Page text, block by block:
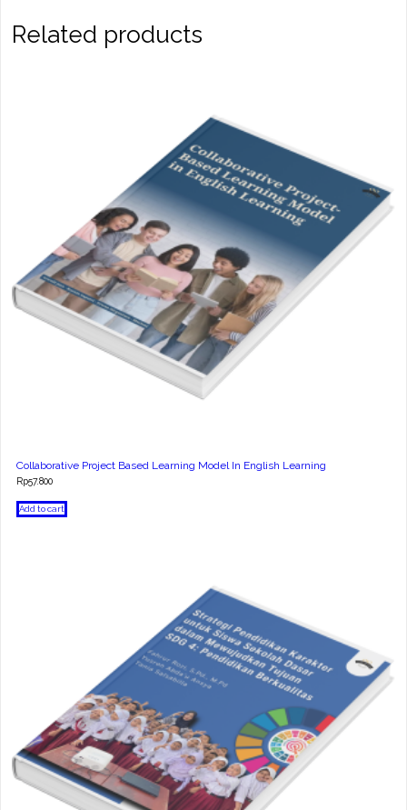
Related products
Collaborative Project Based Learning Model In English Learning
Rp57.800
Add to cart